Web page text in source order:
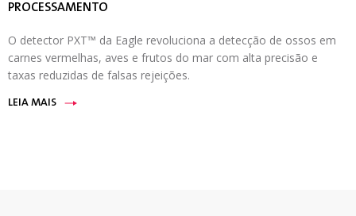
PROCESSAMENTO
O detector PXT™ da Eagle revoluciona a detecção de ossos em
carnes vermelhas, aves e frutos do mar com alta precisão e
taxas reduzidas de falsas rejeições.
LEIA MAIS